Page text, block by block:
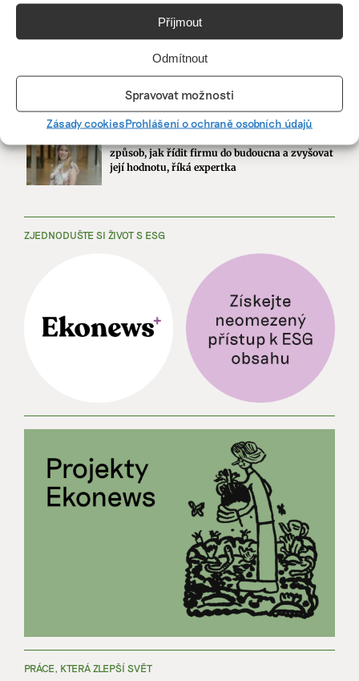
Příjmout
Odmítnout
Spravovat možnosti
Zásady cookiesProhlášení o ochraně osobních údajů
Festival Týká se to také tebe v Uherském
Hradišti startuje tento týden
BRANDNEWS
způsob, jak řídit firmu do budoucna a zvyšovat
její hodnotu, říká expertka
ZJEDNODUŠTE SI ŽIVOT S ESG
PRÁCE, KTERÁ ZLEPŠÍ SVĚT